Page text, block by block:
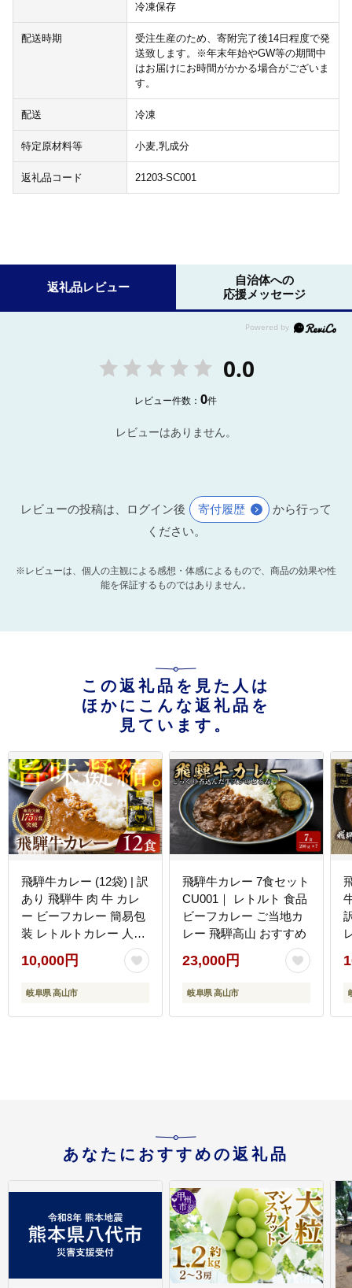
冷凍保存
配送時期
受注生産のため、寄附完了後14日程度で発
送致します。※年末年始やGW等の期間中
はお届けにお時間がかかる場合がございま
す。
配送 冷凍
特定原材料等 小麦,乳成分
返礼品コード 21203-SC001
返礼品レビュー
自治体への
応援メッセージ
0.0
レビュー件数：0件
レビューはありません。
レビューの投稿は、ログイン後 寄付履歴
から行って
ください。
※レビューは、個人の主観による感想・体感によるもので、商品の効果や性
能を保証するものではありません。
この返礼品を見た人は
ほかにこんな返礼品を
見ています。
飛騨牛カレー (12袋) | 訳
あり 飛騨牛 肉 牛 カレ
ー ビーフカレー 簡易包
装 レトルトカレー 人気
おすすめ おいしい 便利
飛騨高山 ふるさと清見
DC006VC13
10,000円
岐阜県 高山市
飛騨牛カレー 7食セット
CU001｜ レトルト 食品
ビーフカレー ご当地カ
レー 飛騨高山 おすすめ
23,000円
岐阜県 高山市
あなたにおすすめの返礼品